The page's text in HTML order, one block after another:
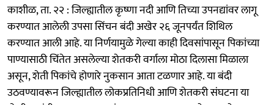
काशीळ, ता. २२ : जिल्ह्यातील कृष्णा नदी आणि तिच्या उपनद्यांवर लागू
करण्यात आलेली उपसा सिंचन बंदी अखेर २६ जूनपर्यंत शिथिल
करण्यात आली आहे. या निर्णयामुळे गेल्या काही दिवसांपासून पिकांच्या
पाण्यासाठी चिंतेत असलेल्या शेतकरी वर्गाला मोठा दिलासा मिळाला
असून, शेती पिकांचे होणारे नुकसान आता टळणार आहे. या बंदी
उठवण्यावरून जिल्ह्यातील लोकप्रतिनिधी आणि शेतकरी संघटना या